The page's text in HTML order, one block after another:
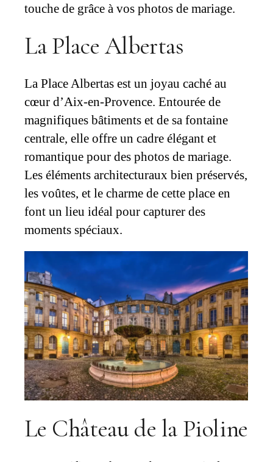
touche de grâce à vos photos de mariage.
La Place Albertas
La Place Albertas est un joyau caché au
cœur d’Aix-en-Provence. Entourée de
magnifiques bâtiments et de sa fontaine
centrale, elle offre un cadre élégant et
romantique pour des photos de mariage.
Les éléments architecturaux bien préservés,
les voûtes, et le charme de cette place en
font un lieu idéal pour capturer des
moments spéciaux.
Le Château de la Pioline